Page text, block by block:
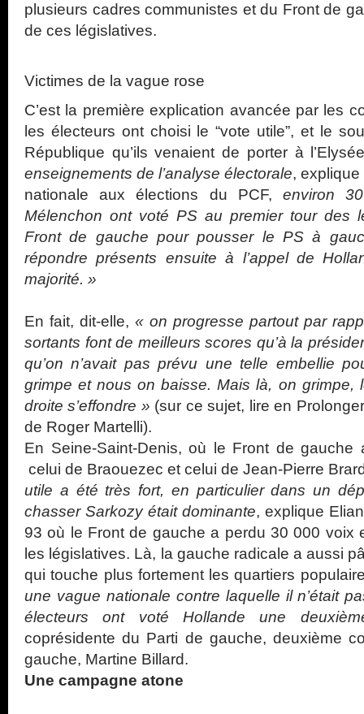
plusieurs cadres communistes et du Front de
de ces législatives.
Victimes de la vague rose
C’est la première explication avancée par les
les électeurs ont choisi le “vote utile”, et le
République qu’ils venaient de porter à
enseignements de l’analyse électorale,
nationale aux élections du PCF, environ
Mélenchon ont voté PS au premier tour des
Front de gauche pour pousser le PS à
répondre présents ensuite à l’appel de
majorité. »
En fait, dit-elle, « on progresse partout par
sortants font de meilleurs scores qu’à la
qu’on n’avait pas prévu une telle embellie
grimpe et nous on baisse. Mais là, on grimpe,
droite s’effondre » (sur ce sujet, lire en
de Roger Martelli).
En Seine-Saint-Denis, où le Front de
celui de Braouezec et celui de Jean-Pierre
utile a été très fort, en particulier dans un
chasser Sarkozy était dominante, explique
93 où le Front de gauche a perdu 30 000 voix
les législatives. Là, la gauche radicale a aussi
qui touche plus fortement les quartiers
une vague nationale contre laquelle il n’était
électeurs ont voté Hollande une
coprésidente du Parti de gauche, deuxième
gauche, Martine Billard.
Une campagne atone